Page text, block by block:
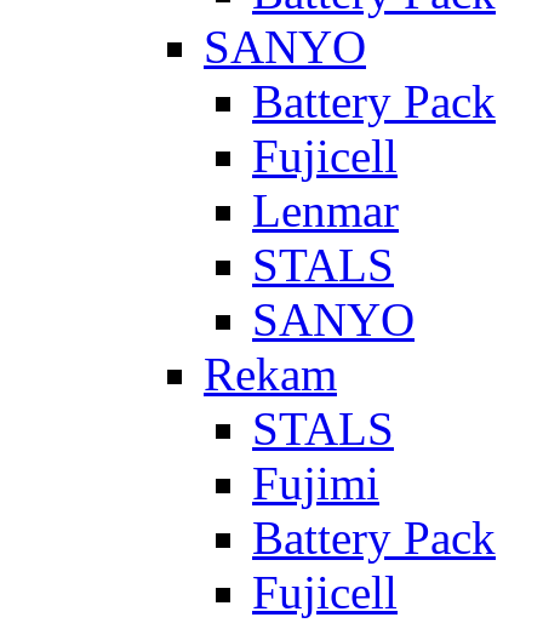
SANYO
Battery Pack
Fujicell
Lenmar
STALS
SANYO
Rekam
STALS
Fujimi
Battery Pack
Fujicell